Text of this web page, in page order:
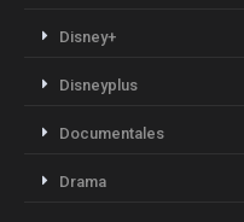
Disney+
Disneyplus
Documentales
Drama